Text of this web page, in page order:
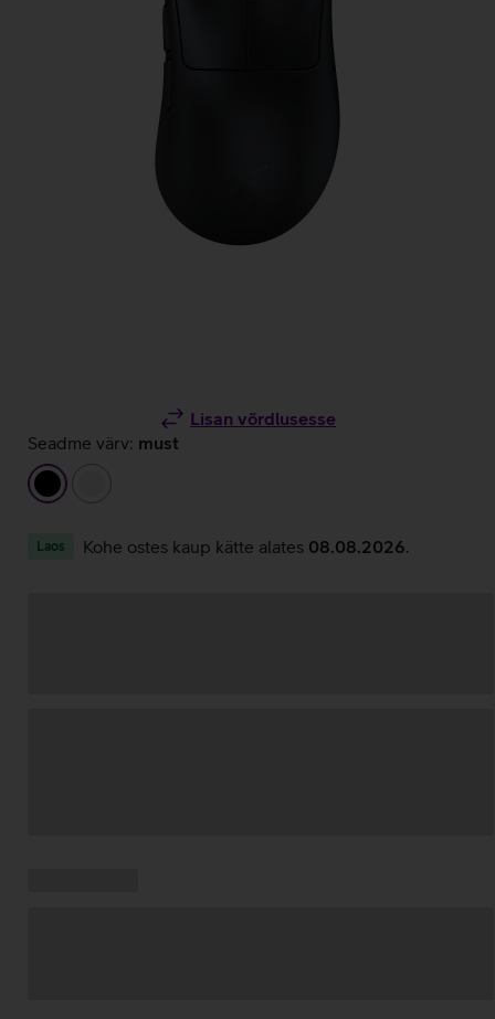
Lisan võrdlusesse
Seadme värv: must
must
Laos Kohe ostes kaup kätte alates 08.08.2026